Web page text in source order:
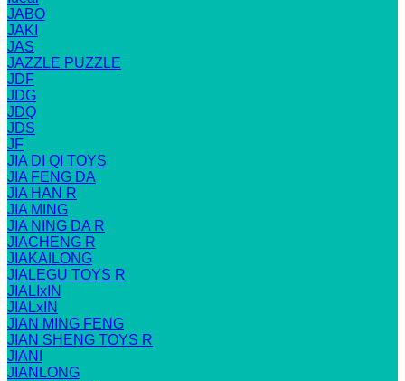
JABO
JAKI
JAS
JAZZLE PUZZLE
JDF
JDG
JDQ
JDS
JF
JIA DI QI TOYS
JIA FENG DA
JIA HAN R
JIA MING
JIA NING DA R
JIACHENG R
JIAKAILONG
JIALEGU TOYS R
JIALIxIN
JIALxIN
JIAN MING FENG
JIAN SHENG TOYS R
JIANI
JIANLONG